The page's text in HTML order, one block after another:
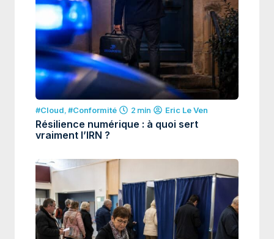
#Cloud,#Conformité 2 min Eric Le Ven
Résilience numérique : à quoi sert
vraiment l’IRN ?